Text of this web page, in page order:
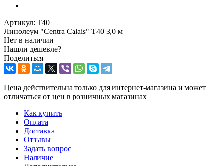
Артикул: T40
Линолеум "Centra Calais" T40 3,0 м
Нет в наличии
Нашли дешевле?
Поделиться
Цена действительна только для интернет-магазина и может
отличаться от цен в розничных магазинах
Как купить
Оплата
Доставка
Отзывы
Задать вопрос
Наличие